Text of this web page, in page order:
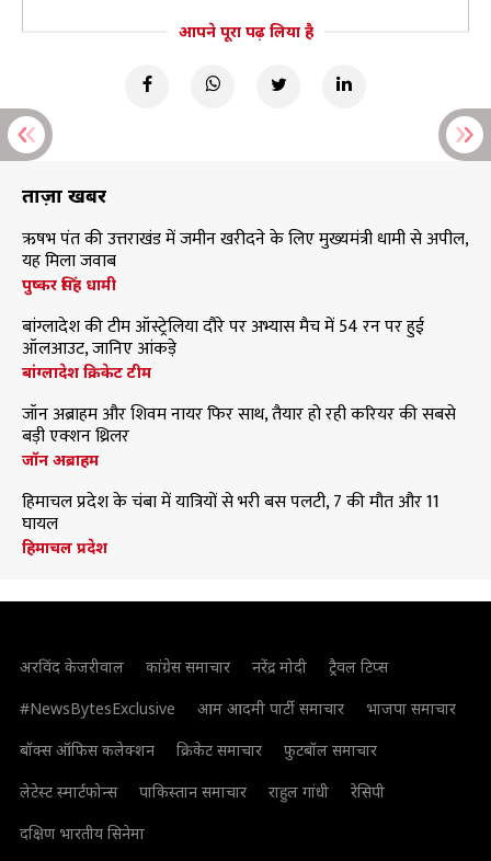
आपने पूरा पढ़ लिया है
ताज़ा खबरें
ऋषभ पंत की उत्तराखंड में जमीन खरीदने के लिए मुख्यमंत्री धामी से अपील,
यह मिला जवाब
पुष्कर सिंह धामी
बांग्लादेश की टीम ऑस्ट्रेलिया दौरे पर अभ्यास मैच में 54 रन पर हुई
ऑलआउट, जानिए आंकड़े
बांग्लादेश क्रिकेट टीम
जॉन अब्राहम और शिवम नायर फिर साथ, तैयार हो रही करियर की सबसे
बड़ी एक्शन थ्रिलर
जॉन अब्राहम
हिमाचल प्रदेश के चंबा में यात्रियों से भरी बस पलटी, 7 की मौत और 11
घायल
हिमाचल प्रदेश
अरविंद केजरीवाल कांग्रेस समाचार नरेंद्र मोदी
ट्रैवल टिप्स
#NewsBytesExclusive
आम आदमी पार्टी समाचार
भाजपा समाचार
बॉक्स ऑफिस कलेक्शन
क्रिकेट समाचार
फुटबॉल समाचार
लेटेस्ट स्मार्टफोन्स
पाकिस्तान समाचार राहुल गांधी
रेसिपी
दक्षिण भारतीय सिनेमा